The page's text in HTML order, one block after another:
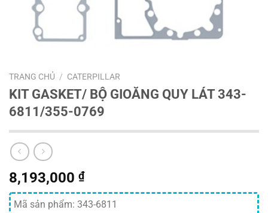
TRANG CHỦ / CATERPILLAR
KIT GASKET/ BỘ GIOĂNG QUY LÁT 343-
6811/355-0769
8,193,000 ₫
Mã sản phẩm: 343-6811